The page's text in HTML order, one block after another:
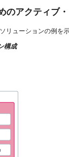
のアクティブ
リューションの例を
構成